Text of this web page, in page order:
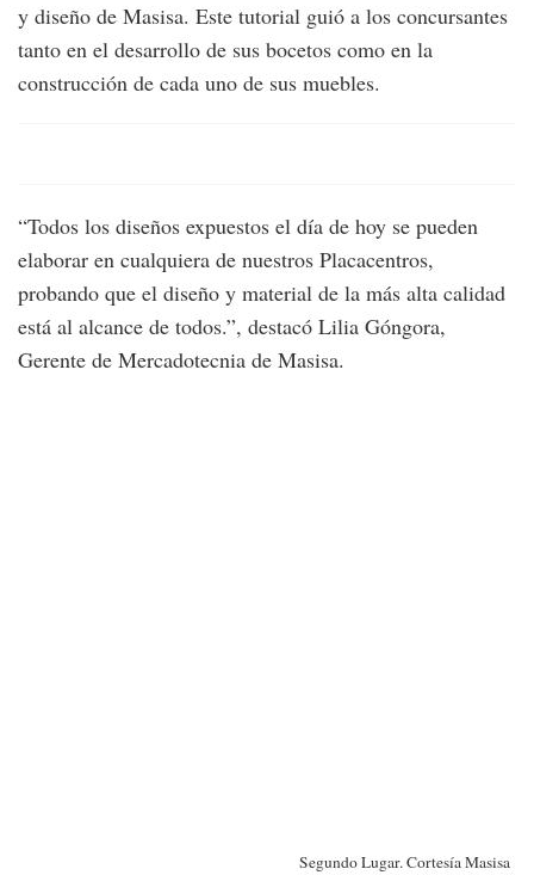
y diseño de Masisa. Este tutorial guió a los concursantes
tanto en el desarrollo de sus bocetos como en la
construcción de cada uno de sus muebles.
“Todos los diseños expuestos el día de hoy se pueden
elaborar en cualquiera de nuestros Placacentros,
probando que el diseño y material de la más alta calidad
está al alcance de todos.”, destacó Lilia Góngora,
Gerente de Mercadotecnia de Masisa.
Segundo Lugar. Cortesía Masisa